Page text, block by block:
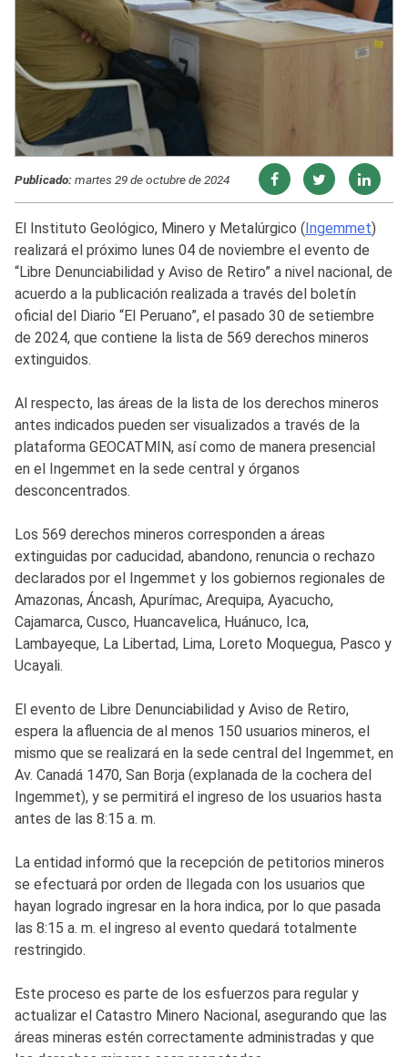
Publicado:martes 29 de octubre de 2024
El Instituto Geológico, Minero y Metalúrgico (Ingemmet)
realizará el próximo lunes 04 de noviembre el evento de
“Libre Denunciabilidad y Aviso de Retiro” a nivel nacional, de
acuerdo a la publicación realizada a través del boletín
oficial del Diario “El Peruano”, el pasado 30 de setiembre
de 2024, que contiene la lista de 569 derechos mineros
extinguidos.
Al respecto, las áreas de la lista de los derechos mineros
antes indicados pueden ser visualizados a través de la
plataforma GEOCATMIN, así como de manera presencial
en el Ingemmet en la sede central y órganos
desconcentrados.
Los 569 derechos mineros corresponden a áreas
extinguidas por caducidad, abandono, renuncia o rechazo
declarados por el Ingemmet y los gobiernos regionales de
Amazonas, Áncash, Apurímac, Arequipa, Ayacucho,
Cajamarca, Cusco, Huancavelica, Huánuco, Ica,
Lambayeque, La Libertad, Lima, Loreto Moquegua, Pasco y
Ucayali.
El evento de Libre Denunciabilidad y Aviso de Retiro,
espera la afluencia de al menos 150 usuarios mineros, el
mismo que se realizará en la sede central del Ingemmet, en
Av. Canadá 1470, San Borja (explanada de la cochera del
Ingemmet), y se permitirá el ingreso de los usuarios hasta
antes de las 8:15 a. m.
La entidad informó que la recepción de petitorios mineros
se efectuará por orden de llegada con los usuarios que
hayan logrado ingresar en la hora indica, por lo que pasada
las 8:15 a. m. el ingreso al evento quedará totalmente
restringido.
Este proceso es parte de los esfuerzos para regular y
actualizar el Catastro Minero Nacional, asegurando que las
áreas mineras estén correctamente administradas y que